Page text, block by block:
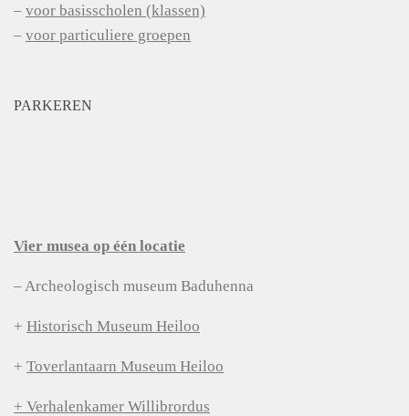
– voor basisscholen (klassen)
– voor particuliere groepen
PARKEREN
Vier musea op één locatie
– Archeologisch museum Baduhenna
+ Historisch Museum Heiloo
+ Toverlantaarn Museum Heiloo
+ Verhalenkamer Willibrordus